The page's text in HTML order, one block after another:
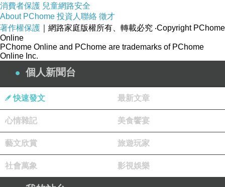
即使在球隊受到不小心裡壓力，劉芙豪說，當時
體罰和學長制是很普遍，很多學弟會躲在棉被裡
哭，也不敢和家人說，一方面不想讓他們擔心，
另一方面怕回到學校更慘，就連被打到屁股痛到
好」。
▲劉芙豪（中）國中時期長得像《破壞王》的主
角，被學長要求真人對打。（圖／劉芙豪提供）
長得像漫畫人物小破被逼和隊友真人對打
消費者保護 兒童網路安全
About PChome 投資人聯絡 徵才
著作權保護 ｜網路家庭版權所有、轉載必究 ‧Copyright PChome
Online
PChome Online and PChome are trademarks of PChome
Online Inc.
個人新聞台
快速發文 最新文章
心情雜記 美食饗宴
藝文欣賞 旅遊玩家
社會萬象 影視娛樂